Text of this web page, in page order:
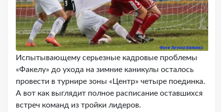
Испытывающему серьезные кадровые проблемы
«Факелу» до ухода на зимние каникулы осталось
провести в турнире зоны «Центр» четыре поединка.
А вот как выглядит полное расписание оставшихся
встреч команд из тройки лидеров.